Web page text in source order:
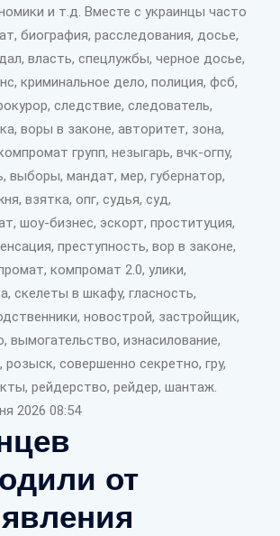
и т.д. Вместе с украинцы часто
биография, расследования, досье,
власть, спецлужбы, черное досье,
криминальное дело, полиция, фсб,
следствие, следователь,
воры в законе, авторитет, зона,
групп, незыгарь, вчк-огпу,
выборы, мандат, мер, губернатор,
взятка, опг, судья, суд,
шоу-бизнес, эскорт, проституция,
преступность, вор в законе,
компромат 2.0, улики,
скелеты в шкафу, гласность,
новострой, застройщик,
вымогательство, изнасилование,
розыск, совершенно секретно, гру,
рейдерство, рейдер, шантаж.
2026 08:54
от